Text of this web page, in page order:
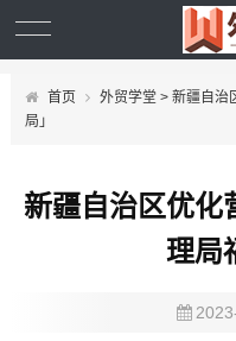
首页 外贸学堂> 新疆自治
局」
新疆自治区优化
理局